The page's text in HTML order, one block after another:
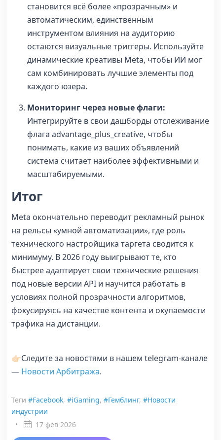
становится всё более «прозрачным» и
автоматическим, единственным
инструментом влияния на аудиторию
остаются визуальные триггеры. Используйте
динамические креативы Meta, чтобы ИИ мог
сам комбинировать лучшие элементы под
каждого юзера.
Мониторинг через новые флаги:
Интегрируйте в свои дашборды отслеживание
флага advantage_plus_creative, чтобы
понимать, какие из ваших объявлений
система считает наиболее эффективными и
масштабируемыми.
Итог
Meta окончательно переводит рекламный рынок
на рельсы «умной автоматизации», где роль
технического настройщика таргета сводится к
минимуму. В 2026 году выигрывают те, кто
быстрее адаптирует свои технические решения
под новые версии API и научится работать в
условиях полной прозрачности алгоритмов,
фокусируясь на качестве контента и окупаемости
трафика на дистанции.
👉🏻Следите за новостями в нашем telegram-канале
— Новости Арбитража.
Теги #Facebook, #iGaming, #Гемблинг, #Новости
индустрии
•
17 фев 2026